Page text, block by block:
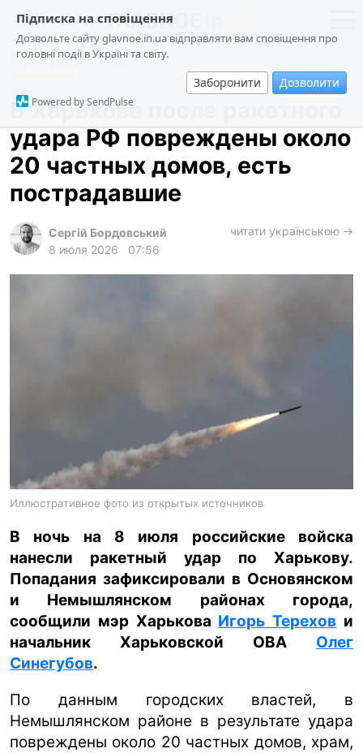
Підписка на сповіщення
Дозвольте сайту glavnoe.in.ua відправляти вам сповіщення про
головні події в Україні та світу.
Заборонити Дозволити
Powered by SendPulse
новости
о проекте
общество
происшествия
криминал
Происшествия
В Харькове после ракетного
удара РФ повреждены около
20 частных домов, есть
пострадавшие
Сергій Бордовський
8 июля 2026
07:56
читати українською →
Иллюстративное фото из открытых источников
В ночь на 8 июля российские войска
нанесли ракетный удар по Харькову.
Попадания зафиксировали в Основянском
и Немышлянском районах города,
сообщили мэр Харькова Игорь Терехов и
начальник Харьковской ОВА Олег
Синегубов.
По данным городских властей, в
Немышлянском районе в результате удара
повреждены около 20 частных домов, храм,